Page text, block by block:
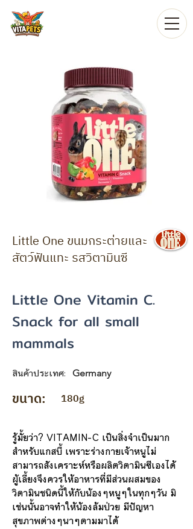
Little One ขนมกระต่ายและ
สัตว์ฟันแทะ รสวิตามินซี
Little One Vitamin C.
Snack for all small
mammals
สินค้าประเทศ: Germany
ขนาด: 180g
รู้มั้ยว่า? VITAMIN-C เป็นสิ่งจำเป็นมาก
สำหรับแกสบี้ เพราะร่างกายเจ้าหนูไม่
สามารถสังเคราะห์หรือผลิตวิตามินซีเองได้
ผู้เลี้ยงจึงควรให้อาหารที่มีส่วนผสมของ
วิตามินชนิดนี้ให้กับน้องๆหนูๆในทุกๆวัน มิ
เช่นนั้นอาจทำให้น้องล้มป่วย มีปัญหา
สุขภาพต่างๆนาๆตามมาได้